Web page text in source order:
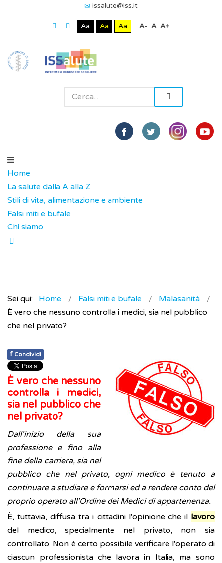
issalute@iss.it
Aa Aa Aa A- A A+
Home
La salute dalla A alla Z
Stili di vita, alimentazione e ambiente
Falsi miti e bufale
Chi siamo
Sei qui: Home Falsi miti e bufale
Malasanità
È vero che nessuno controlla i medici, sia nel pubblico
che nel privato?
f Condividi
È vero che nessuno
controlla i medici,
sia nel pubblico che
nel privato?
Dall'iniziodella sua
professione e fino alla
fine della carriera, sia nel
pubblico che nel privato, ogni medico è tenuto a
continuare a studiare e formarsi ed a rendere conto del
proprio operato all'Ordine dei Medici di appartenenza.
È, tuttavia, diffusa tra i cittadini l'opinione che il lavoro
del medico, specialmente nel privato, non sia
controllato. Non è certo possibile verificare l'operato di
ciascun professionista che lavora in Italia, ma sono